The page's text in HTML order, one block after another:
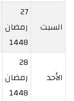
السبت
27
رمضان
1448
الأحد
28
رمضان
1448